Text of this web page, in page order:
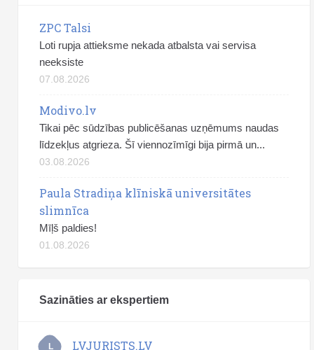
ZPC Talsi
Loti rupja attieksme nekada atbalsta vai servisa
neeksiste
07.08.2026
Modivo.lv
Tikai pēc sūdzības publicēšanas uzņēmums naudas
līdzekļus atgrieza. Šī viennozīmīgi bija pirmā un...
03.08.2026
Paula Stradiņa klīniskā universitātes
slimnīca
Mīļš paldies!
01.08.2026
Sazināties ar ekspertiem
L LVJURISTS.LV